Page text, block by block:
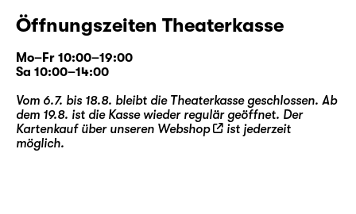
Prüfbegehung der agra-
Landwirtschaftsausstellung 1981“.Hubert
Wild
Schauspiel Leipzig als Sänger und
und „Die Rättin“), zudem inszenierte er
„Cabaret“ und „Lazarus“. Die
Choreographin
Öffnungszeiten Theaterkasse
Mo–Fr 10:00–19:00
Sa 10:00–14:00
Vom 6.7. bis 18.8. bleibt die Theaterkasse geschlossen. Ab
dem 19.8. ist die Kasse wieder regulär geöffnet. Der
Kartenkauf über unseren Webshop
ist jederzeit
möglich.